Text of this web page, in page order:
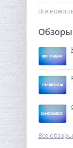
3/4" x
Все
Все